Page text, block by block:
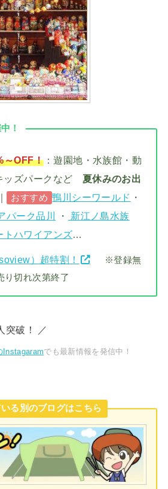
！
～OFF！：遊園地・水族館・動
ッズパークなど 夏休みのお出
｜ おすすめ 鴨川シーワールド ・
パーク品川
・
新江ノ島水族
トハワイアンズ…
）超特割！
※登録無
り切れ次第終了
突破！ ／
Instagaramでも最新情報を発信中！
る別のブログはこちら